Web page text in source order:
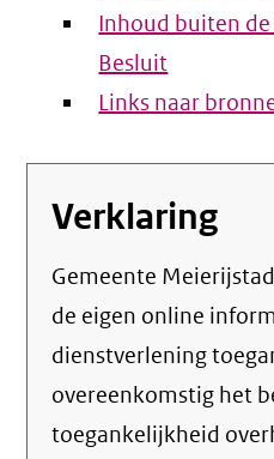
Inhoud buiten
Besluit
Links naar
Verklaring
Gemeente Meierijstad streeft ernaar om
de eigen online
dienstverlening
overeenkomstig het
toegankelijkheid